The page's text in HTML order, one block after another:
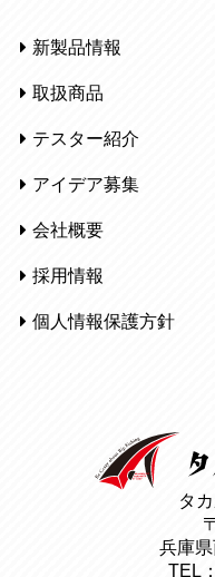
新製品情報
取扱商品
テスター紹介
アイデア募集
会社概要
採用情報
個人情報保護方針
タ
兵庫
TEL